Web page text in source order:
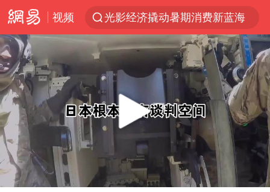
视频
光影经济撬动暑期消费新蓝海
马克·艾伦退出斯诺克中国公开赛
新疆优化调整景区内自驾服务费
上四休三，但降薪1000元，你接受吗？
央视新主播李秋莹孙亚鹏亮相
情侣平潭拍日出坠崖1死1伤
老挝国会主席赛宋蓬逝世
黄金牛市回来了吗
Play
00:00 15:25